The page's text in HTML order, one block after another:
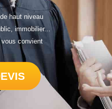
haut niveau
immobilier...
vous convient